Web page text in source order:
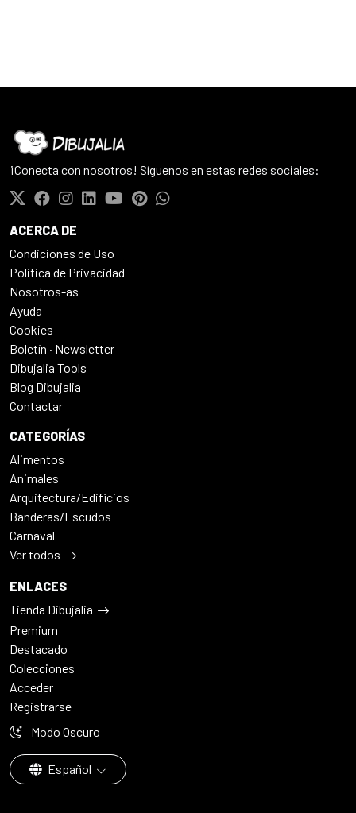
¡Conecta con nosotros! Síguenos en estas redes sociales:
ACERCA DE
Condiciones de Uso
Politica de Privacidad
Nosotros-as
Ayuda
Cookies
Boletín · Newsletter
Dibujalia Tools
Blog Dibujalia
Contactar
CATEGORÍAS
Alimentos
Animales
Arquitectura/Edificios
Banderas/Escudos
Carnaval
Ver todos
ENLACES
Tienda Dibujalia
Premium
Destacado
Colecciones
Acceder
Registrarse
Modo Oscuro
Español